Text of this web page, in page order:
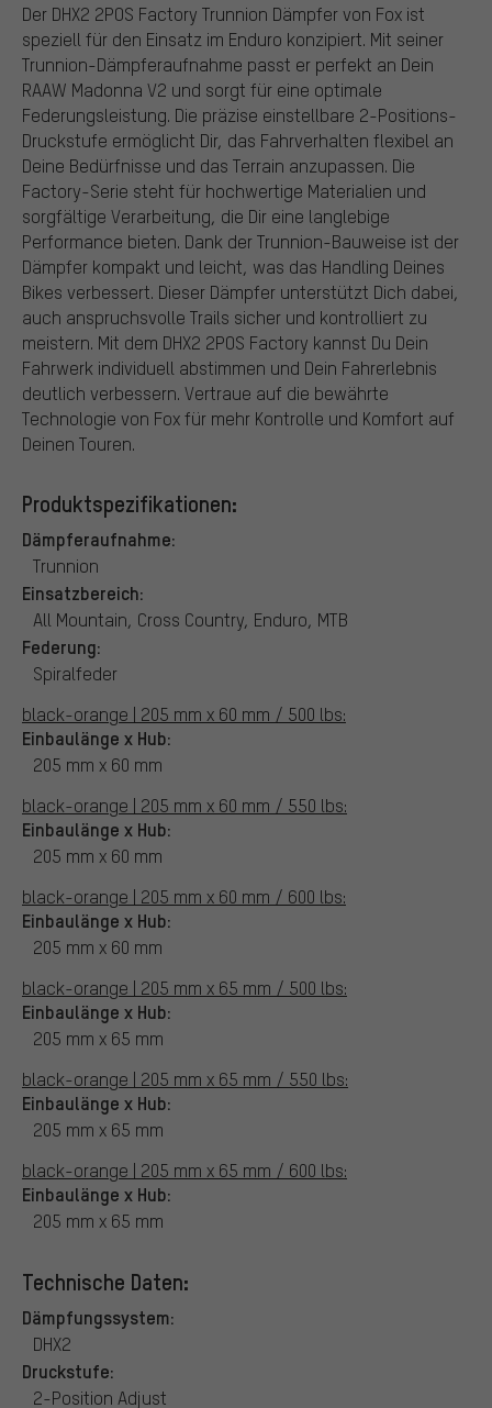
Der DHX2 2POS Factory Trunnion Dämpfer von Fox ist
speziell für den Einsatz im Enduro konzipiert. Mit seiner
Trunnion-Dämpferaufnahme passt er perfekt an Dein
RAAW Madonna V2 und sorgt für eine optimale
Federungsleistung. Die präzise einstellbare 2-Positions-
Druckstufe ermöglicht Dir, das Fahrverhalten flexibel an
Deine Bedürfnisse und das Terrain anzupassen. Die
Factory-Serie steht für hochwertige Materialien und
sorgfältige Verarbeitung, die Dir eine langlebige
Performance bieten. Dank der Trunnion-Bauweise ist der
Dämpfer kompakt und leicht, was das Handling Deines
Bikes verbessert. Dieser Dämpfer unterstützt Dich dabei,
auch anspruchsvolle Trails sicher und kontrolliert zu
meistern. Mit dem DHX2 2POS Factory kannst Du Dein
Fahrwerk individuell abstimmen und Dein Fahrerlebnis
deutlich verbessern. Vertraue auf die bewährte
Technologie von Fox für mehr Kontrolle und Komfort auf
Deinen Touren.
Produktspezifikationen:
Dämpferaufnahme:
Trunnion
Einsatzbereich:
All Mountain, Cross Country, Enduro, MTB
Federung:
Spiralfeder
black-orange | 205 mm x 60 mm / 500 lbs:
Einbaulänge x Hub:
205 mm x 60 mm
black-orange | 205 mm x 60 mm / 550 lbs:
Einbaulänge x Hub:
205 mm x 60 mm
black-orange | 205 mm x 60 mm / 600 lbs:
Einbaulänge x Hub:
205 mm x 60 mm
black-orange | 205 mm x 65 mm / 500 lbs:
Einbaulänge x Hub:
205 mm x 65 mm
black-orange | 205 mm x 65 mm / 550 lbs:
Einbaulänge x Hub:
205 mm x 65 mm
black-orange | 205 mm x 65 mm / 600 lbs:
Einbaulänge x Hub:
205 mm x 65 mm
Technische Daten:
Dämpfungssystem:
DHX2
Druckstufe:
2-Position Adjust